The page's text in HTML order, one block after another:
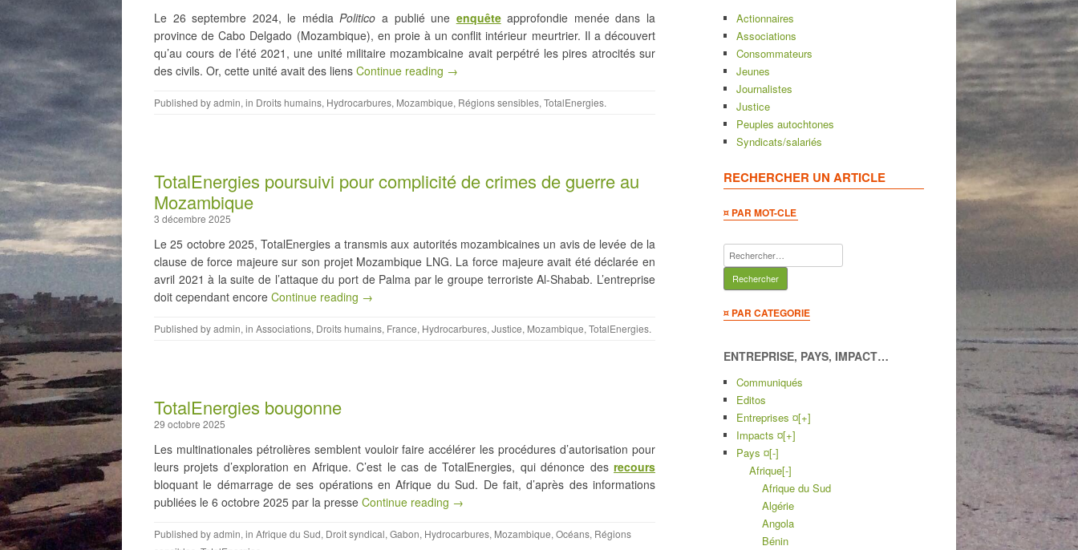
Le 26 septembre 2024, le médiaPolitico a publié une enquêteapprofondie menée dans la
province de Cabo Delgado (Mozambique), en proie à un conflit intérieur meurtrier. Il a découvert
qu’au cours de l’été 2021, une unité militaire mozambicaine avait perpétré les pires atrocités sur
des civils. Or, cette unité avait des liens Continue reading →
Published byadmin, in Droits humains, Hydrocarbures, Mozambique, Régions sensibles, TotalEnergies.
TotalEnergies poursuivi pour complicité de crimes de guerre au
Mozambique
3 décembre 2025
Le 25 octobre 2025, TotalEnergies a transmis aux autorités mozambicaines un avis de levée de la
clause de force majeure sur son projet Mozambique LNG. La force majeure avait été déclarée en
avril 2021 à la suite de l’attaque du port de Palma par le groupe terroriste Al-Shabab. L’entreprise
doit cependant encore Continue reading →
Published byadmin, in Associations, Droits humains, France, Hydrocarbures, Justice, Mozambique, TotalEnergies.
TotalEnergies bougonne
29 octobre 2025
Les multinationales pétrolières semblent vouloir faire accélérer les procédures d’autorisation pour
leurs projets d’exploration en Afrique. C’est le cas de TotalEnergies, qui dénonce des recours
bloquant le démarrage de ses opérations en Afrique du Sud. De fait, d’après des informations
publiées le 6 octobre 2025 par la presse Continue reading →
Published byadmin, in Afrique du Sud, Droit syndical, Gabon, Hydrocarbures, Mozambique, Océans, Régions
Actionnaires
Associations
Consommateurs
Jeunes
Journalistes
Justice
Peuples autochtones
Syndicats/salariés
RECHERCHER UN ARTICLE
¤ PAR MOT-CLE
Rechercher :
¤ PAR CATEGORIE
ENTREPRISE, PAYS, IMPACT…
Communiqués
Editos
Entreprises ¤[+]
Impacts ¤[+]
Pays ¤[-]
Afrique[-]
Afrique du Sud
Algérie
Angola
Bénin